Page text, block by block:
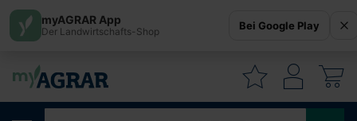
myAGRAR App
Der Landwirtschafts-Shop Bei Google Play